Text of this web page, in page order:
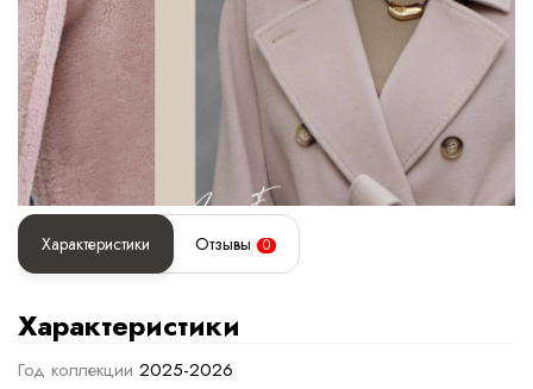
Характеристики Отзывы 0
Характеристики
Год коллекции 2025-2026